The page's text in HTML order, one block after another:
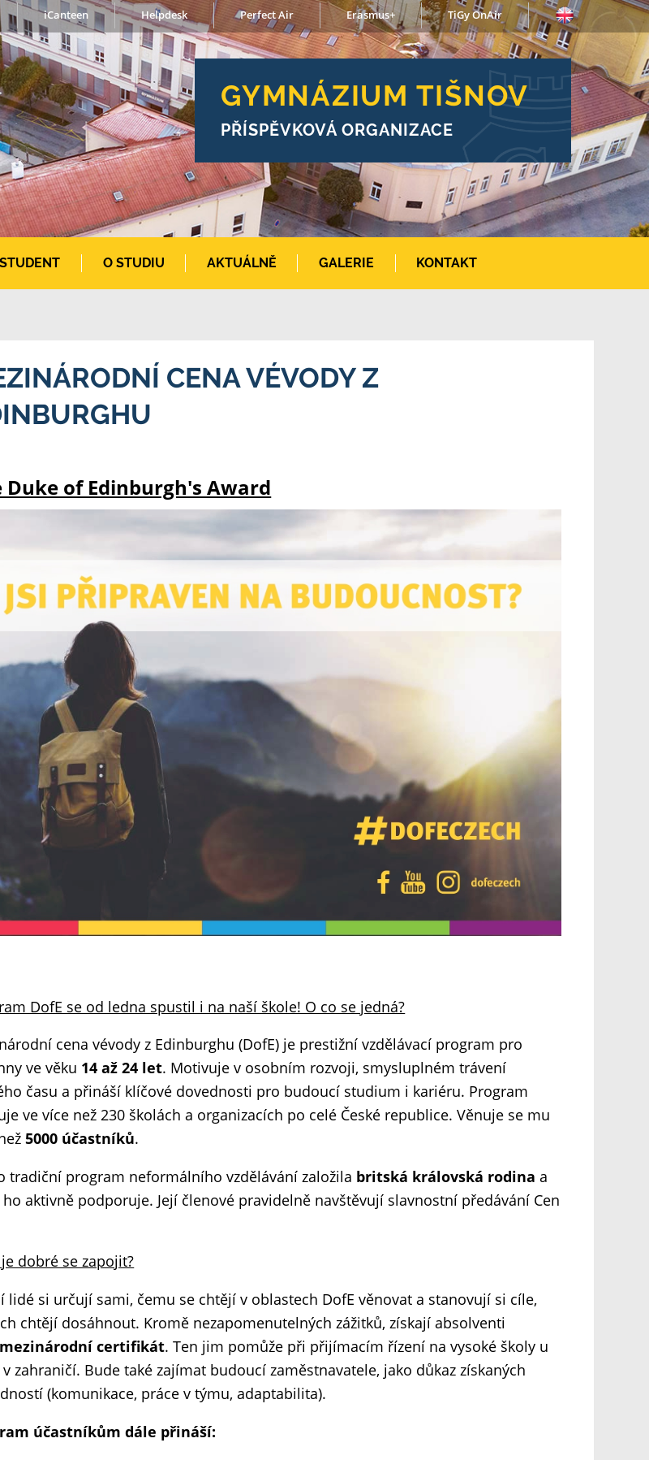
GYMNÁZIUM TIŠNOV
PŘÍSPĚVKOVÁ ORGANIZACE
iCanteen Helpdesk Perfect Air Erasmus+ TiGy OnAir
STUDENT O STUDIU AKTUÁLNĚ GALERIE KONTAKT
CENA VÉVODY Z
Duke of Edinburgh's Award
DofE se od ledna spustil i na naší škole! O co se jedná?
cena vévody z Edinburghu (DofE) je prestižní vzdělávací program pro
ve věku 14 až 24 let. Motivuje v osobním rozvoji, smysluplném trávení
času a přináší klíčové dovednosti pro budoucí studium i kariéru. Program
ve více než 230 školách a organizacích po celé České republice. Věnuje se mu
5000 účastníků.
tradiční program neformálního vzdělávání založila britská královská rodinaa
ho aktivně podporuje. Její členové pravidelně navštěvují slavnostní předávání Cen
dobré se zapojit?
lidé si určují sami, čemu se chtějí v oblastech DofE věnovat a stanovují si cíle,
chtějí dosáhnout. Kromě nezapomenutelných zážitků, získají absolventi
mezinárodní certifikát. Ten jim pomůže při přijímacím řízení na vysoké školy u
zahraničí. Bude také zajímat budoucí zaměstnavatele, jako důkaz získaných
(komunikace, práce v týmu, adaptabilita).
účastníkům dále přináší: